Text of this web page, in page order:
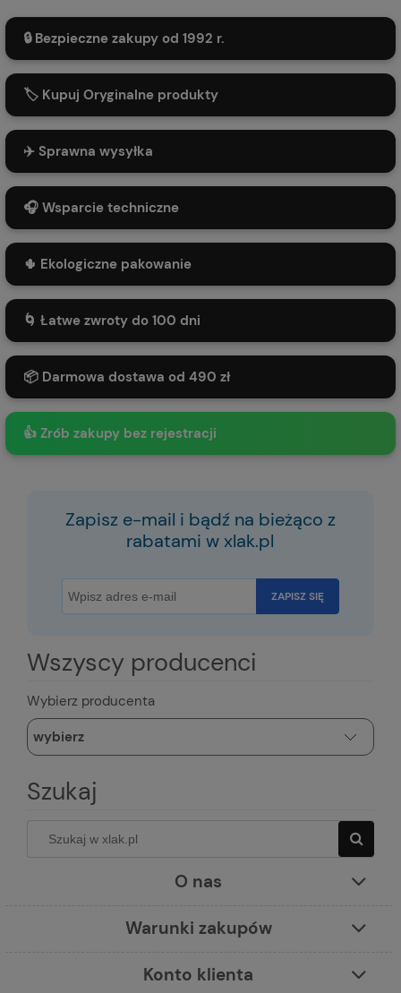
🔒 Bezpieczne zakupy od 1992 r.
🏷️ Kupuj Oryginalne produkty
✈️ Sprawna wysyłka
🎧 Wsparcie techniczne
🌵 Ekologiczne pakowanie
🌀 Łatwe zwroty do 100 dni
📦 Darmowa dostawa od 490 zł
👍 Zrób zakupy bez rejestracji
Zapisz e-mail i bądź na bieżąco z
rabatami w xlak.pl
ZAPISZ SIĘ
Wszyscy producenci
Wybierz producenta
Szukaj
O nas
Warunki zakupów
Konto klienta